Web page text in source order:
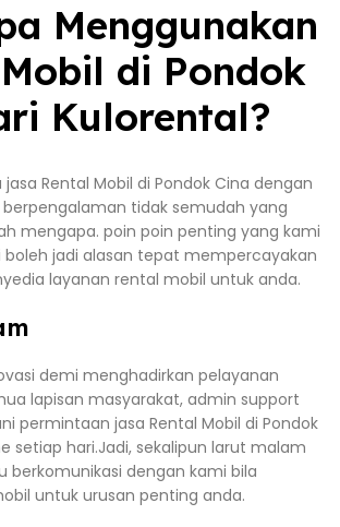
Menggunakan
di Pondok
Kulorental?
Rental Mobil di Pondok Cina dengan
tidak semudah yang
mengapa. poin poin penting yang kami
boleh jadi alasan tepat mempercayakan
layanan rental mobil untuk anda.
demi menghadirkan pelayanan
lapisan masyarakat, admin support
permintaan jasa Rental Mobil di Pondok
setiap hari.Jadi, sekalipun larut malam
berkomunikasi dengan kami bila
untuk urusan penting anda.